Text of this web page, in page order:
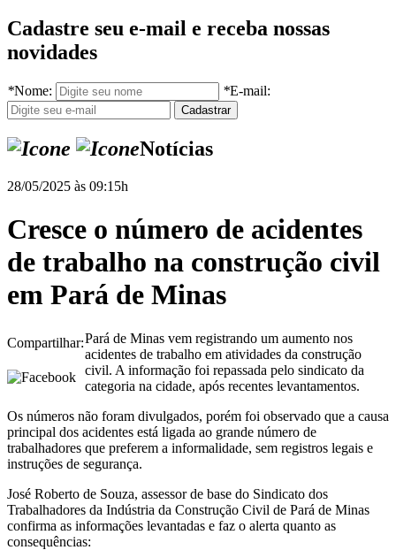
Cadastre seu e-mail e receba nossas
novidades
*Nome: *E-mail:
Notícias
28/05/2025 às 09:15h
Cresce o número de acidentes
de trabalho na construção civil
em Pará de Minas
Compartilhar:Pará de Minas vem registrando um aumento nos
acidentes de trabalho em atividades da construção
civil. A informação foi repassada pelo sindicato da
categoria na cidade, após recentes levantamentos.
Os números não foram divulgados, porém foi observado que a causa
principal dos acidentes está ligada ao grande número de
trabalhadores que preferem a informalidade, sem registros legais e
instruções de segurança.
José Roberto de Souza, assessor de base do Sindicato dos
Trabalhadores da Indústria da Construção Civil de Pará de Minas
confirma as informações levantadas e faz o alerta quanto as
consequências: